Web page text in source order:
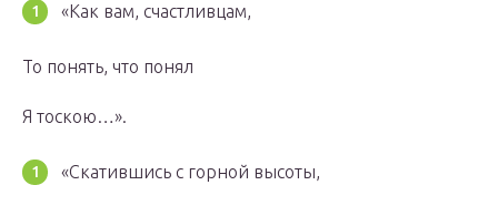
«Как вам, счастливцам,
То понять, что понял
Я тоскою…».
«Скатившись с горной высоты,